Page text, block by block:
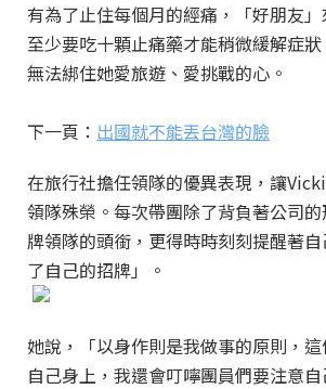
有為了止住每個月的經痛，「好朋友
至少要吃十顆止痛藥才能稍微緩解症
無法綁住她愛旅遊、愛挑戰的心。
下一頁： 出國就不能丟台灣的臉
在旅行社擔任領隊的優異表現，讓
領隊殊榮。每次帶團除了背負著公司
牌領隊的頭銜，更得時時刻刻提醒著
了自己的招牌」。
她說，「以身作則是我做事的原則，
自己身上，我還會叮嚀團員們要注意